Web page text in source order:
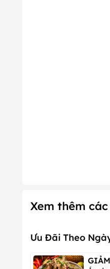
Xem thêm
Ưu Đãi Theo